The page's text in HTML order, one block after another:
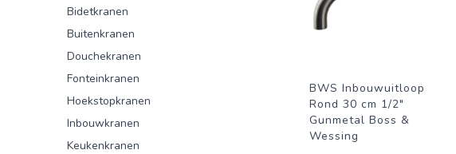
Bidetkranen
Buitenkranen
Douchekranen
Fonteinkranen
Hoekstopkranen
Inbouwkranen
Keukenkranen
BWS Inbouwuitloop
Rond 30 cm 1/2"
Gunmetal Boss &
Wessing